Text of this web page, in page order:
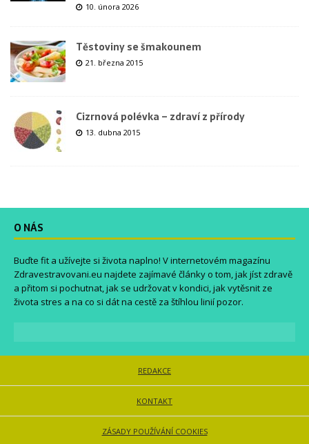
10. února 2026
Těstoviny se šmakounem
21. března 2015
Cizrnová polévka – zdraví z přírody
13. dubna 2015
O NÁS
Buďte fit a užívejte si života naplno! V internetovém magazínu
Zdravestravovani.eu najdete zajímavé články o tom, jak jíst zdravě
a přitom si pochutnat, jak se udržovat v kondici, jak vytěsnit ze
života stres a na co si dát na cestě za štíhlou linií pozor.
REDAKCE
KONTAKT
ZÁSADY POUŽÍVÁNÍ COOKIES